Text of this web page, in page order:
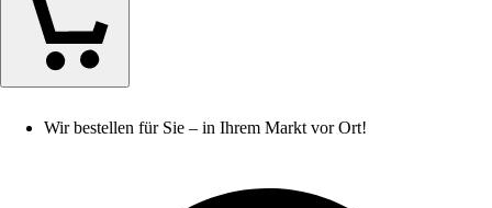
Wir bestellen für Sie – in Ihrem Markt vor Ort!